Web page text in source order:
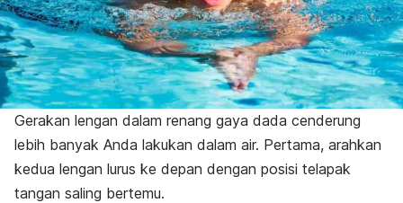
Gerakan lengan dalam renang gaya dada cenderung
lebih banyak Anda lakukan dalam air. Pertama, arahkan
kedua lengan lurus ke depan dengan posisi telapak
tangan saling bertemu.